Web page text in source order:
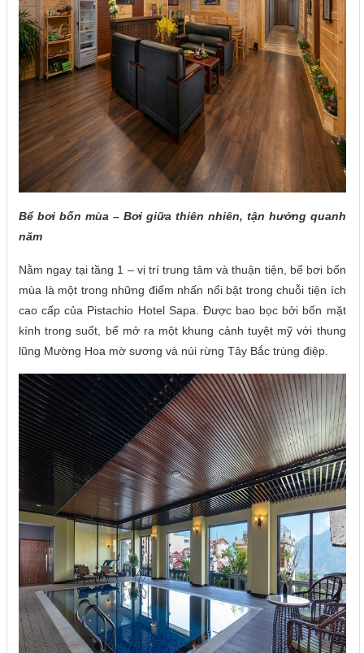
Bể bơi bốn mùa – Bơi giữa thiên nhiên, tận hưởng quanh
năm
Nằm ngay tại tầng 1 – vị trí trung tâm và thuận tiện, bể bơi bốn
mùa là một trong những điểm nhấn nổi bật trong chuỗi tiện ích
cao cấp của Pistachio Hotel Sapa. Được bao bọc bởi bốn mặt
kính trong suốt, bể mở ra một khung cảnh tuyệt mỹ với thung
lũng Mường Hoa mờ sương và núi rừng Tây Bắc trùng điệp.